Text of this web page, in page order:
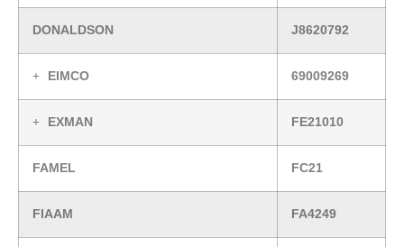
DONALDSON J8620792
EIMCO 69009269
EXMAN FE21010
FAMEL FC21
FIAAM FA4249